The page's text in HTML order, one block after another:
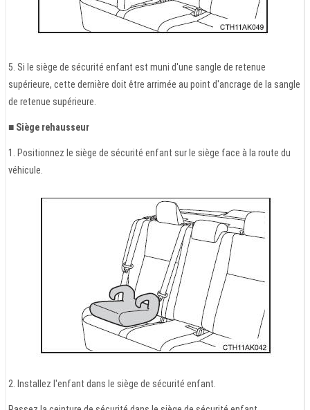
5. Si le siège de sécurité enfant est muni d'une sangle de retenue
supérieure, cette dernière doit être arrimée au point d'ancrage de la sangle
de retenue supérieure.
■ Siège rehausseur
1. Positionnez le siège de sécurité enfant sur le siège face à la route du
véhicule.
2. Installez l'enfant dans le siège de sécurité enfant.